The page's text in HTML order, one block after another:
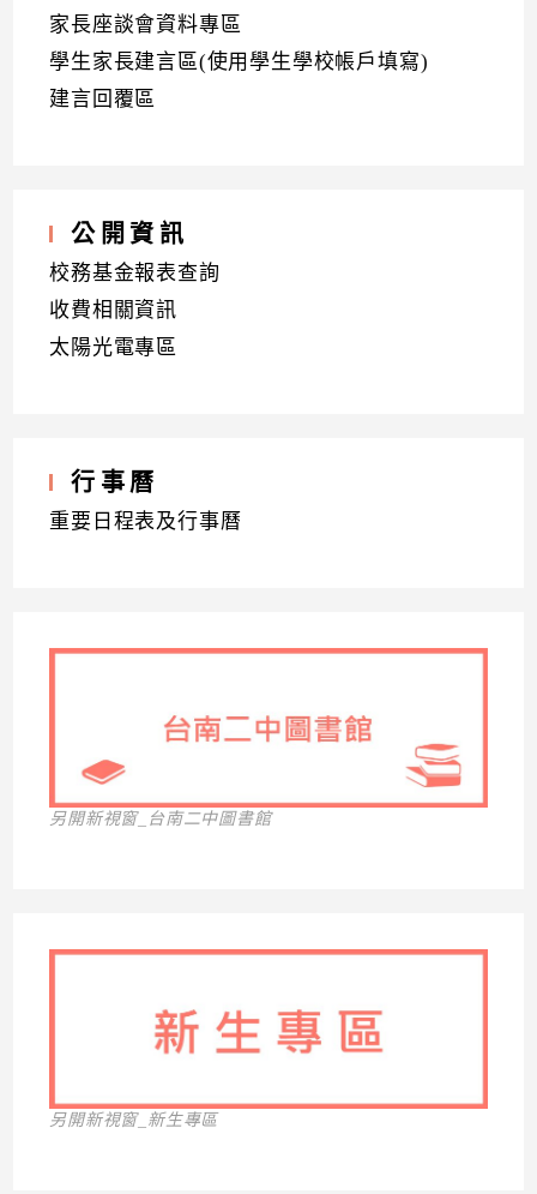
家長座談會資料專區
學生家長建言區(使用學生學校帳戶填寫)
建言回覆區
公開資訊
校務基金報表查詢
收費相關資訊
太陽光電專區
行事曆
重要日程表及行事曆
另開新視窗_台南二中圖書館
另開新視窗_新生專區